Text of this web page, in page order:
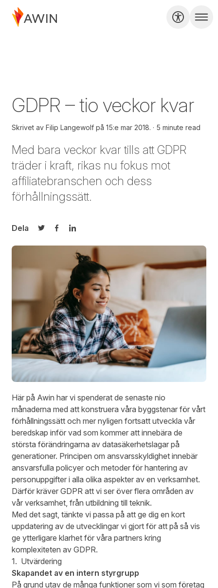
GDPR – tio veckor kvar
Skrivet av Filip Langewolf på 15:e mar 2018. 5 minute read
Med bara veckor kvar tills att GDPR
träder i kraft, rikas nu fokus mot
affiliatebranschen och dess
förhållningssätt.
Dela
Dela på Twitter
Dela på Facebook
Dela på LinkedIn
Här på Awin har vi spenderat de senaste nio
månaderna med att konstruera våra byggstenar för vårt
förhållningssätt och mer nyligen fortsatt utveckla vår
beredskap inför vad som kommer att innebära de
största förändringarna av datasäkerhetslagar på
generationer. Principen om ansvarsskyldighet innebär
ansvarsfulla policyer och metoder för hantering av
personuppgifter i alla olika aspekter av en verksamhet.
Därför kräver GDPR att vi ser över flera områden av
vår verksamhet, från utbildning till teknik.
Med det sagt, tänkte vi passa på att ge dig en kort
uppdatering av de utvecklingar vi gjort för att på så vis
ge ytterligare klarhet för våra partners kring
komplexiteten av GDPR.
1. Utvärdering
Skapandet av en intern styrgrupp
På grund utav de många funktioner som vi som företag